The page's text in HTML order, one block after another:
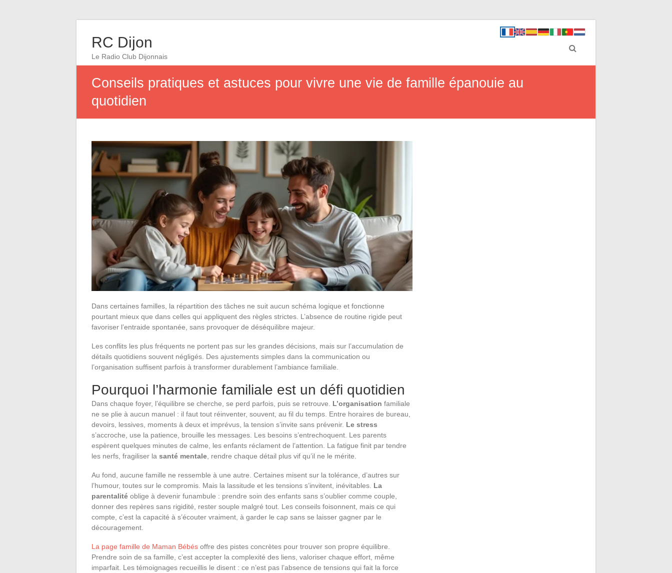
RC Dijon
Le Radio Club Dijonnais
Conseils pratiques et astuces pour vivre une vie de famille épanouie au
quotidien
Dans certaines familles, la répartition des tâches ne suit aucun schéma logique et fonctionne
pourtant mieux que dans celles qui appliquent des règles strictes. L’absence de routine rigide peut
favoriser l’entraide spontanée, sans provoquer de déséquilibre majeur.
Les conflits les plus fréquents ne portent pas sur les grandes décisions, mais sur l’accumulation de
détails quotidiens souvent négligés. Des ajustements simples dans la communication ou
l’organisation suffisent parfois à transformer durablement l’ambiance familiale.
Pourquoi l’harmonie familiale est un défi quotidien
Dans chaque foyer, l’équilibre se cherche, se perd parfois, puis se retrouve. L’organisation familiale
ne se plie à aucun manuel : il faut tout réinventer, souvent, au fil du temps. Entre horaires de bureau,
devoirs, lessives, moments à deux et imprévus, la tension s’invite sans prévenir. Le stress
s’accroche, use la patience, brouille les messages. Les besoins s’entrechoquent. Les parents
espèrent quelques minutes de calme, les enfants réclament de l’attention. La fatigue finit par tendre
les nerfs, fragiliser la santé mentale , rendre chaque détail plus vif qu’il ne le mérite.
Au fond, aucune famille ne ressemble à une autre. Certaines misent sur la tolérance, d’autres sur
l’humour, toutes sur le compromis. Mais la lassitude et les tensions s’invitent, inévitables. La
parentalité oblige à devenir funambule : prendre soin des enfants sans s’oublier comme couple,
donner des repères sans rigidité, rester souple malgré tout. Les conseils foisonnent, mais ce qui
compte, c’est la capacité à s’écouter vraiment, à garder le cap sans se laisser gagner par le
découragement.
La page famille de Maman Bébés offre des pistes concrètes pour trouver son propre équilibre.
Prendre soin de sa famille, c’est accepter la complexité des liens, valoriser chaque effort, même
imparfait. Les témoignages recueillis le disent : ce n’est pas l’absence de tensions qui fait la force